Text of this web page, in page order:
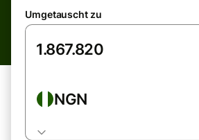
Umgetauscht zu
NGN